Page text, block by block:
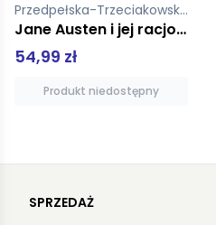
Dygat Magda
Rozstania
39,90 zł
Produkt niedostępny
SPRZEDAŻ